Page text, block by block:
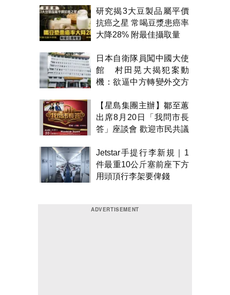
研究揭3大豆製品屬平價
抗癌之星 常喝豆漿患癌率
大降28% 附最佳攝取量
日本自衛隊員闖中國大使
館 村田晃大揭犯案動
機：欲逼中方轉變外交方
【星島集團主辦】鄒至蕙
出席8月20日「我問市長
答」座談會 歡迎市民共議
Jetstar手提行李新規｜1
件最重10公斤塞前座下方
用頭頂行李架要俾錢